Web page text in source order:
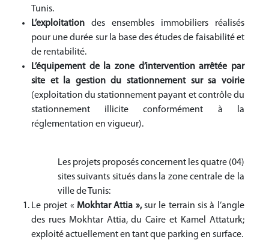
Tunis.
L’exploitation des ensembles immobiliers réalisés
pour une durée sur la base des études de faisabilité et
de rentabilité.
L’équipement de la zone d’intervention arrêtée par
site et la gestion du stationnement sur sa voirie
(exploitation du stationnement payant et contrôle du
stationnement illicite conformément à la
réglementation en vigueur).
Les projets proposés concernent les quatre (04)
sites suivants situés dans la zone centrale de la
ville de Tunis:
Le projet « Mokhtar Attia »,sur le terrain sis à l’angle
des rues Mokhtar Attia, du Caire et Kamel Attaturk;
exploité actuellement en tant que parking en surface.